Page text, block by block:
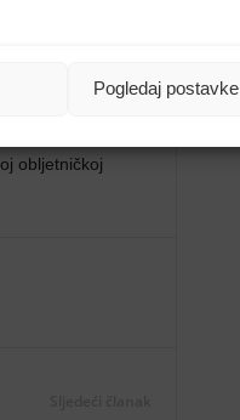
Pogledaj postavke
Prema
sveca, 2026.
obljetničkoj